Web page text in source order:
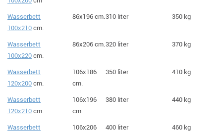
Wasserbett
100x210cm.
86x196 cm. 310 liter 350 kg
Wasserbett
100x220cm.
86x206 cm. 320 liter 370 kg
Wasserbett
120x200cm.
106x186
cm.
350 liter 410 kg
Wasserbett
120x210cm.
106x196
cm.
380 liter 440 kg
Wasserbett
106x206
400 liter 460 kg